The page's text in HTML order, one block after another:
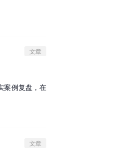
文章
案例复盘，在
文章